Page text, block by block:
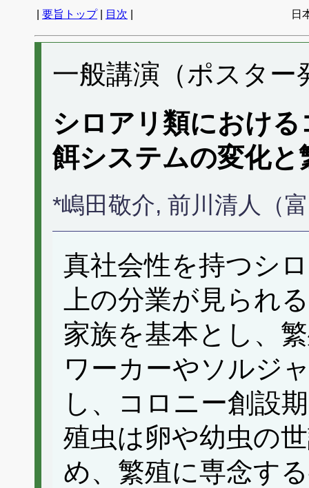
要旨トップ| 目次 日
一般講演（ポスター
シロアリ類におけ
餌システムの変化と
*嶋田敬介, 前川清人（
真社会性を持つシ
上の分業が見られ
家族を基本とし、
ワーカーやソルジ
し、コロニー創設
殖虫は卵や幼虫の
め、繁殖に専念す